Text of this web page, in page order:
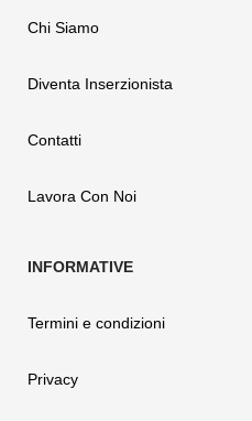
Chi Siamo
Diventa Inserzionista
Contatti
Lavora Con Noi
Termini e condizioni
Privacy